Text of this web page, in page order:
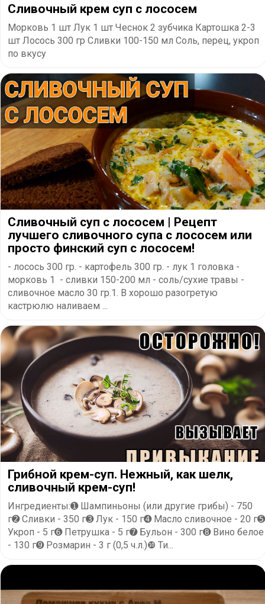
Сливочный крем суп с лососем
Морковь 1 шт Лук 1 шт Чеснок 2 зубчика Картошка 2-3
шт Лосось 300 гр Сливки 100-150 мл Соль, перец, укроп
по вкусу
Сливочный суп с лососем | Рецепт
лучшего сливочного супа с лососем или
просто финский суп с лососем!
- лосось 300 гр. - картофель 300 гр. - лук 1 головка -
морковь 1 - сливки 150-200 мл - соль/сухие травы -
сливочное масло 30 гр.1. В хорошо разогретую
кастрюлю наливаем ...
Грибной крем-суп. Нежный, как шелк,
сливочный крем-суп!
Ингредиенты:➊ Шампиньоны (или другие грибы) - 750
г➋ Сливки - 350 г➌ Лук - 150 г➍ Масло сливочное - 20 г➎
Укроп - 5 г➏ Петрушка - 5 г➐ Бульон - 300 г➑ Вино белое
- 130 г➒ Розмарин - 3 г (0,5 ч.л.)❿ Ти...